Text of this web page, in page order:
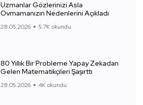
Uzmanlar Gözlerinizi Asla
Ovmamanızın Nedenlerini Açıkladı
28.05.2026 5.7K okundu.
80 Yıllık Bir Probleme Yapay Zekadan
Gelen Matematikçileri Şaşırttı
28.05.2026 4K okundu.